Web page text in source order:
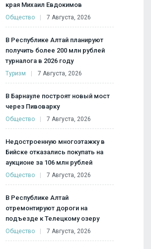
края Михаил Евдокимов
Общество 7 Августа, 2026
В Республике Алтай планируют
получить более 200 млн рублей
турналога в 2026 году
Туризм 7 Августа, 2026
В Барнауле построят новый мост
через Пивоварку
Общество 7 Августа, 2026
Недостроенную многоэтажку в
Бийске отказались покупать на
аукционе за 106 млн рублей
Общество 7 Августа, 2026
В Республике Алтай
отремонтируют дороги на
подъезде к Телецкому озеру
Общество 7 Августа, 2026